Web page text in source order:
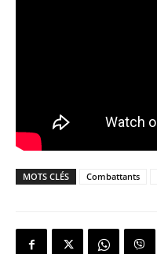
MOTS CLÉS Combattants